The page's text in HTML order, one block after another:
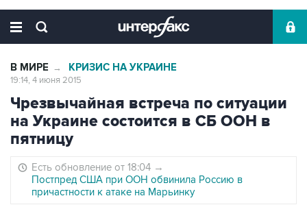
В МИРЕ → КРИЗИС НА УКРАИНЕ
19:14, 4 июня 2015
Чрезвычайная встреча по ситуации
на Украине состоится в СБ ООН в
пятницу
Есть обновление от 18:04 →
Постпред США при ООН обвинила Россию в
причастности к атаке на Марьинку